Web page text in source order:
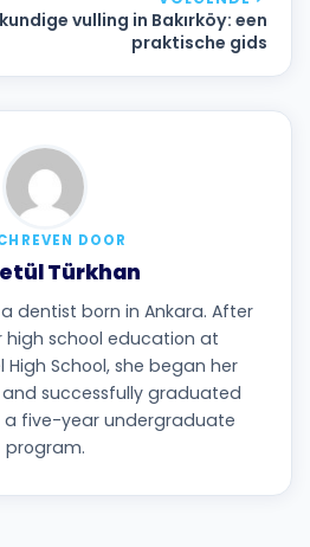
vulling in Bakırköy: een
praktische gids
DOOR
Türkhan
dentist born in Ankara. After
school education at
High School, she began her
successfully graduated
five-year undergraduate
program.